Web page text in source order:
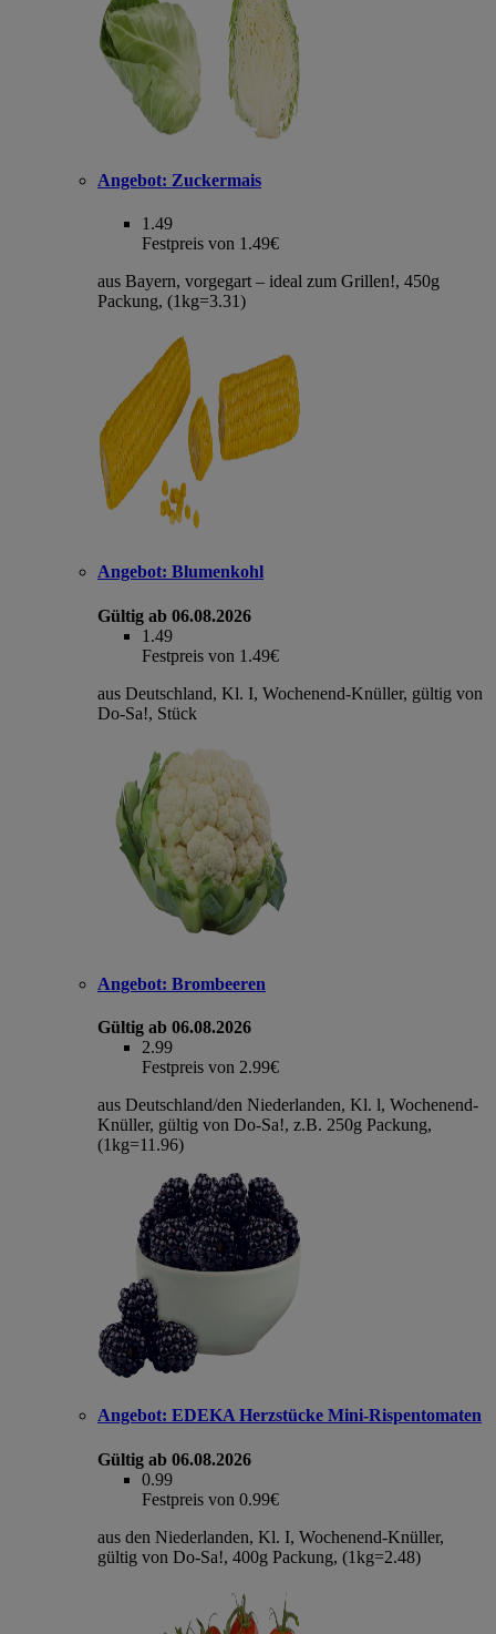
Angebot: Zuckermais
1.49
Festpreis von 1.49€
aus Bayern, vorgegart – ideal zum Grillen!, 450g
Packung, (1kg=3.31)
Angebot: Blumenkohl
Gültig ab 06.08.2026
1.49
Festpreis von 1.49€
aus Deutschland, Kl. I, Wochenend-Knüller, gültig von
Do-Sa!, Stück
Angebot: Brombeeren
Gültig ab 06.08.2026
2.99
Festpreis von 2.99€
aus Deutschland/den Niederlanden, Kl. l, Wochenend-
Knüller, gültig von Do-Sa!, z.B. 250g Packung,
(1kg=11.96)
Angebot: EDEKA Herzstücke Mini-Rispentomaten
Gültig ab 06.08.2026
0.99
Festpreis von 0.99€
aus den Niederlanden, Kl. I, Wochenend-Knüller,
gültig von Do-Sa!, 400g Packung, (1kg=2.48)